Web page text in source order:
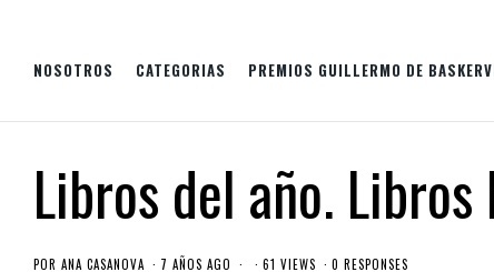
NOSOTROS CATEGORIAS PREMIOS GUILLERMO DE
Libros del año.
POR ANA CASANOVA 7 AÑOS AGO 61 VIEWS 0 RESPONSES